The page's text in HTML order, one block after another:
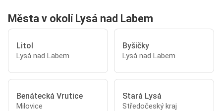
Města v okolí Lysá nad Labem
Litol
Lysá nad Labem
Byšičky
Lysá nad Labem
Benátecká Vrutice
Milovice
Stará Lysá
Středočeský kraj